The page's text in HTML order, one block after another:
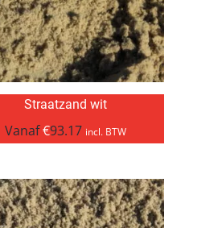
Straatzand wit
Vanaf€93.17 incl. BTW